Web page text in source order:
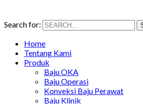
Search for:
Home
Tentang Kami
Produk
Baju OKA
Baju Operasi
Konveksi Baju Perawat
Baju Klinik